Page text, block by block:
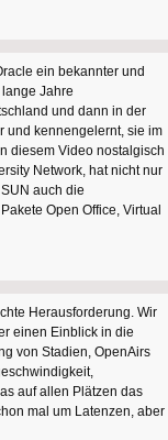
ein bekannter und
Jahre
und dann in der
und kennengelernt, sie im
diesem Video nostalgisch
Network, hat nicht nur
auch die
Open Office, Virtual
Herausforderung. Wir
einen Einblick in die
von Stadien, OpenAirs
auf allen Plätzen das
mal um Latenzen, aber